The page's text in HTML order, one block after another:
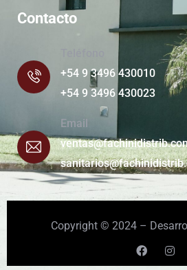
Contacto
+54 9 3496 430010
+54 9 3496 430023
Email
Copyright © 2024 –